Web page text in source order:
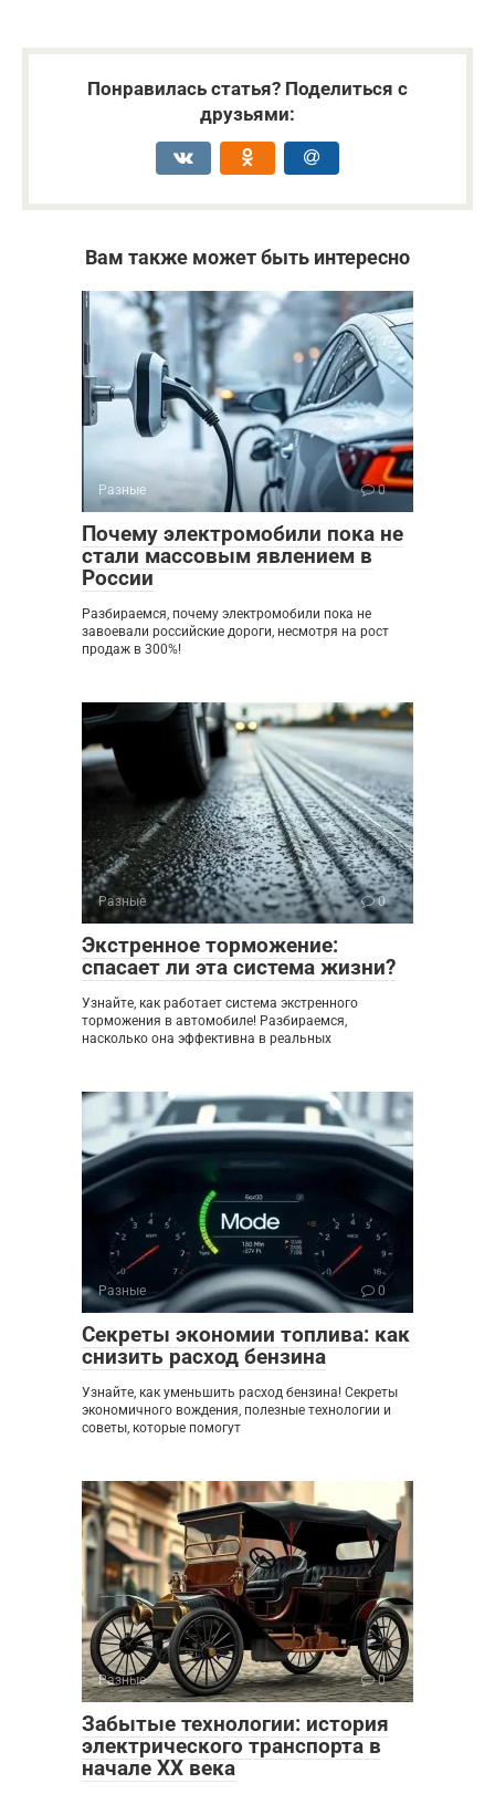
Понравилась статья? Поделиться с
друзьями:
Вам также может быть интересно
Разные 0
Почему электромобили пока не
стали массовым явлением в
России
Разбираемся, почему электромобили пока не
завоевали российские дороги, несмотря на рост
продаж в 300%!
Разные 0
Экстренное торможение:
спасает ли эта система жизни?
Узнайте, как работает система экстренного
торможения в автомобиле! Разбираемся,
насколько она эффективна в реальных
Разные 0
Секреты экономии топлива: как
снизить расход бензина
Узнайте, как уменьшить расход бензина! Секреты
экономичного вождения, полезные технологии и
советы, которые помогут
Разные 0
Забытые технологии: история
электрического транспорта в
начале XX века